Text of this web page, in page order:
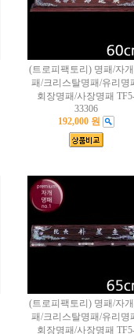
(트로피팩토리) 명패/자
패/크리스탈명패/유리명
회장명패/사장명패
33306
192,000 원
(트로피팩토리) 명패/자
패/크리스탈명패/유리명
회장명패/사장명패